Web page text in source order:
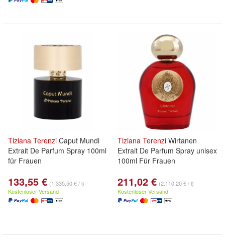
Tiziana Terenzi Caput Mundi
Extrait De Parfum Spray 100ml
für Frauen
133,55 € (1.335,50 € / l)
Kostenloser Versand
Tiziana Terenzi Wirtanen
Extrait De Parfum Spray unisex
100ml Für Frauen
211,02 € (2.110,20 € / l)
Kostenloser Versand